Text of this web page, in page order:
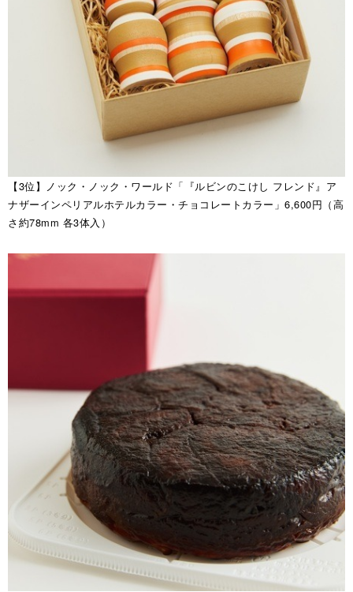
【3位】ノック・ノック・ワールド「『ルビンのこけし フレンド』ア
ナザーインペリアルホテルカラー・チョコレートカラー」6,600円（高
さ約78mm 各3体入）